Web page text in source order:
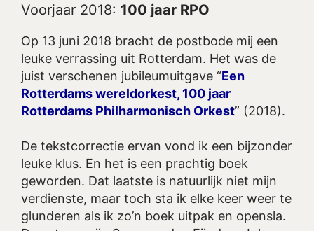
Voorjaar 2018: 100 jaar RPO
Op 13 juni 2018 bracht de postbode mij een
leuke verrassing uit Rotterdam. Het was de
juist verschenen jubileumuitgave “Een
Rotterdams wereldorkest, 100 jaar
Rotterdams Philharmonisch Orkest” (2018).
De tekstcorrectie ervan vond ik een bijzonder
leuke klus. En het is een prachtig boek
geworden. Dat laatste is natuurlijk niet mijn
verdienste, maar toch sta ik elke keer weer te
glunderen als ik zo’n boek uitpak en opensla.